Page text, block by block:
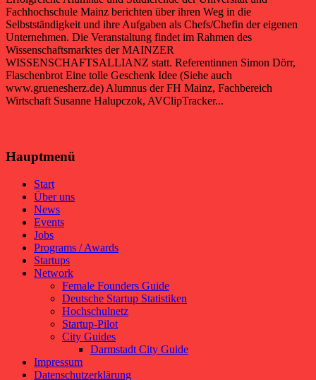
Fachhochschule Mainz berichten über ihren Weg in die
Selbstständigkeit und ihre Aufgaben als Chefs/Chefin der eigenen
Unternehmen. Die Veranstaltung findet im Rahmen des
Wissenschaftsmarktes der MAINZER
WISSENSCHAFTSALLIANZ statt. Referentinnen Simon Dörr,
Flaschenbrot Eine tolle Geschenk Idee (Siehe auch
www.gruenesherz.de) Alumnus der FH Mainz, Fachbereich
Wirtschaft Susanne Halupczok, AVClipTracker...
Hauptmenü
Start
Über uns
News
Events
Jobs
Programs / Awards
Startups
Network
Female Founders Guide
Deutsche Startup Statistiken
Hochschulnetz
Startup-Pilot
City Guides
Darmstadt City Guide
Impressum
Datenschutzerklärung